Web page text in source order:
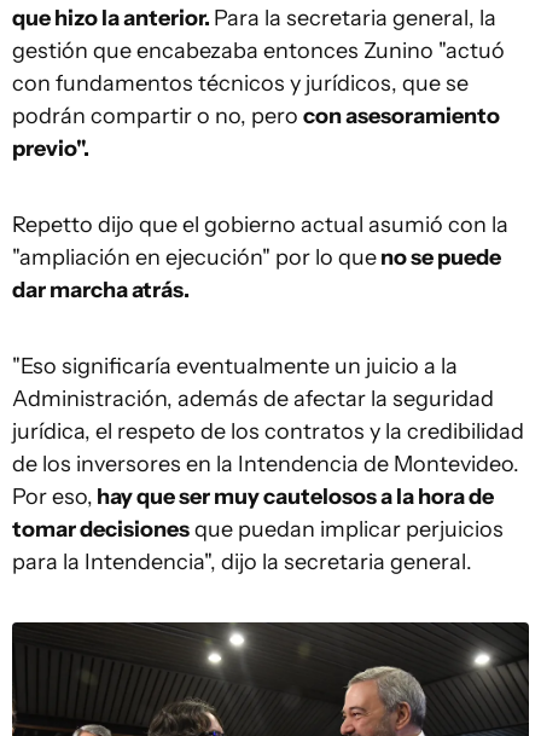
que hizo la anterior. Para la secretaria general, la
gestión que encabezaba entonces Zunino "actuó
con fundamentos técnicos y jurídicos, que se
podrán compartir o no, pero con asesoramiento
previo".
Repetto dijo que el gobierno actual asumió con la
"ampliación en ejecución" por lo queno se puede
dar marcha atrás.
"Eso significaría eventualmente un juicio a la
Administración, además de afectar la seguridad
jurídica, el respeto de los contratos y la credibilidad
de los inversores en la Intendencia de Montevideo.
Por eso, hay que ser muy cautelosos a la hora de
tomar decisionesque puedan implicar perjuicios
para la Intendencia", dijo la secretaria general.